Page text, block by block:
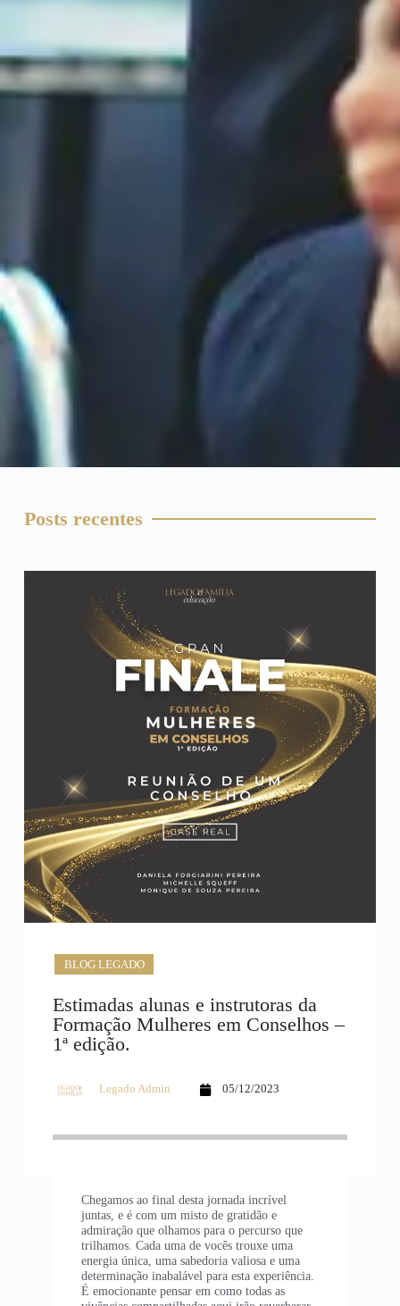
Posts recentes
BLOG LEGADO
Estimadas alunas e instrutoras da
Formação Mulheres em Conselhos –
1ª edição.
Legado Admin 05/12/2023
Chegamos ao final desta jornada incrível
juntas, e é com um misto de gratidão e
admiração que olhamos para o percurso que
trilhamos. Cada uma de vocês trouxe uma
energia única, uma sabedoria valiosa e uma
determinação inabalável para esta experiência.
É emocionante pensar em como todas as